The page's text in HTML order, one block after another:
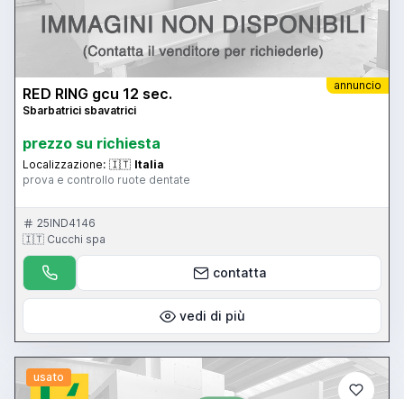
annuncio
RED RING gcu 12 sec.
Sbarbatrici sbavatrici
prezzo su richiesta
Localizzazione: 🇮🇹 Italia
prova e controllo ruote dentate
25IND4146
🇮🇹 Cucchi spa
contatta
vedi di più
usato